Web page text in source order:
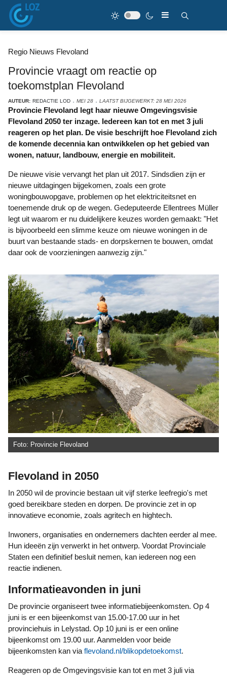
Regio Nieuws Flevoland
Provincie vraagt om reactie op
toekomstplan Flevoland
AUTEUR: REDACTIE LOD MEI 28 LAATST BIJGEWERKT: 28 MEI 2026
Provincie Flevoland legt haar nieuwe Omgevingsvisie
Flevoland 2050 ter inzage. Iedereen kan tot en met 3 juli
reageren op het plan. De visie beschrijft hoe Flevoland zich
de komende decennia kan ontwikkelen op het gebied van
wonen, natuur, landbouw, energie en mobiliteit.
De nieuwe visie vervangt het plan uit 2017. Sindsdien zijn er
nieuwe uitdagingen bijgekomen, zoals een grote
woningbouwopgave, problemen op het elektriciteitsnet en
toenemende druk op de wegen. Gedeputeerde Ellentrees Müller
legt uit waarom er nu duidelijkere keuzes worden gemaakt: "Het
is bijvoorbeeld een slimme keuze om nieuwe woningen in de
buurt van bestaande stads- en dorpskernen te bouwen, omdat
daar ook de voorzieningen aanwezig zijn."
Foto: Provincie Flevoland
Flevoland in 2050
In 2050 wil de provincie bestaan uit vijf sterke leefregio's met
goed bereikbare steden en dorpen. De provincie zet in op
innovatieve economie, zoals agritech en hightech.
Inwoners, organisaties en ondernemers dachten eerder al mee.
Hun ideeën zijn verwerkt in het ontwerp. Voordat Provinciale
Staten een definitief besluit nemen, kan iedereen nog een
reactie indienen.
Informatieavonden in juni
De provincie organiseert twee informatiebijeenkomsten. Op 4
juni is er een bijeenkomst van 15.00-17.00 uur in het
provinciehuis in Lelystad. Op 10 juni is er een online
bijeenkomst om 19.00 uur. Aanmelden voor beide
bijeenkomsten kan via flevoland.nl/blikopdetoekomst.
Reageren op de Omgevingsvisie kan tot en met 3 juli via